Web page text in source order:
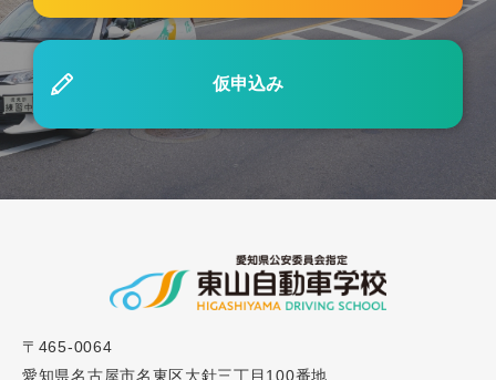
ブログ 2024.09.04
#45「自動車学校の効果測定とは？合格するための
ポイントをご紹介」
仮申込み
〒465-0064
愛知県名古屋市名東区大針三丁目100番地